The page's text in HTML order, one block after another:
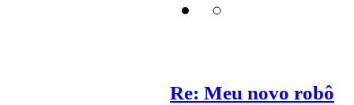
Re: Meu novo robô